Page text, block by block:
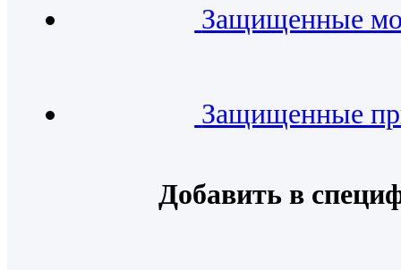
Защищенные
Защищенные
Добавить в